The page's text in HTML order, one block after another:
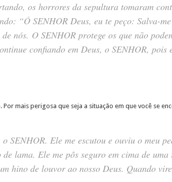
os horrores da sepultura tomaram
“Ó SENHOR Deus, eu te peço: Salva-
nós. O SENHOR protege os que não
confiando em Deus, o SENHOR, pois
mais perigosa que seja a situação em que você se
SENHOR. Ele me escutou e ouviu o meu
lama. Ele me pôs seguro em cima de uma
hino de louvor ao nosso Deus. Quando